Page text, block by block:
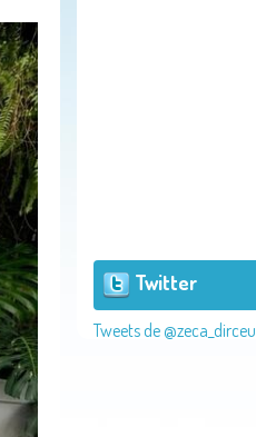
Twitter
Tweets de @zeca_dirceu